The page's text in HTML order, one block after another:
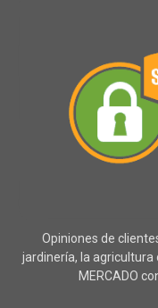
Opiniones de
jardinería, la agricultura
MERCADO